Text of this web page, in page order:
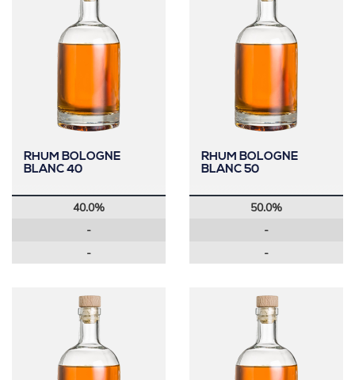
RHUM BOLOGNE
BLANC 40
40.0%
-
-
RHUM BOLOGNE
BLANC 50
50.0%
-
-